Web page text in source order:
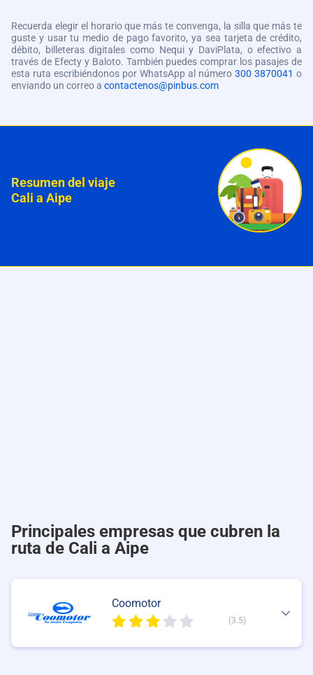
Recuerda elegir el horario que más te convenga, la silla que más te
guste y usar tu medio de pago favorito, ya sea tarjeta de crédito,
débito, billeteras digitales como Nequi y DaviPlata, o efectivo a
través de Efecty y Baloto. También puedes comprar los pasajes de
esta ruta escribiéndonos por WhatsApp al número 300 3870041 o
enviando un correo a contactenos@pinbus.com
Resumen del viaje
Cali a Aipe
Principales empresas que cubren la
ruta de Cali a Aipe
Coomotor
(3.5)